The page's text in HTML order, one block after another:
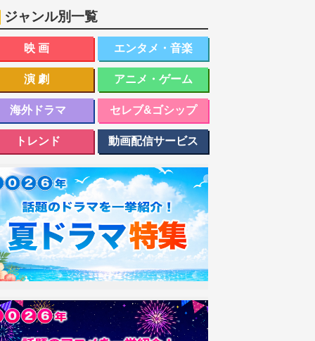
ジャンル別一覧
映画 エンタメ・音楽
演劇 アニメ・ゲーム
海外ドラマ セレブ&ゴシップ
トレンド 動画配信サービス